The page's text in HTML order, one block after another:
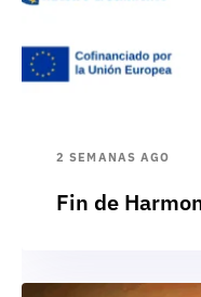
2 SEMANAS AGO
Fin de